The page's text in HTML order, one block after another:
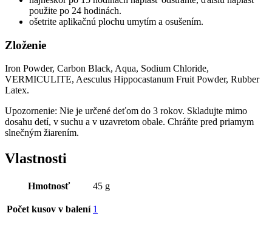
použite po 24 hodinách.
ošetrite aplikačnú plochu umytím a osušením.
Zloženie
Iron Powder, Carbon Black, Aqua, Sodium Chloride,
VERMICULITE, Aesculus Hippocastanum Fruit Powder, Rubber
Latex.
Upozornenie: Nie je určené deťom do 3 rokov. Skladujte mimo
dosahu detí, v suchu a v uzavretom obale. Chráňte pred priamym
slnečným žiarením.
Vlastnosti
Hmotnosť 45 g
Počet kusov v balení 1